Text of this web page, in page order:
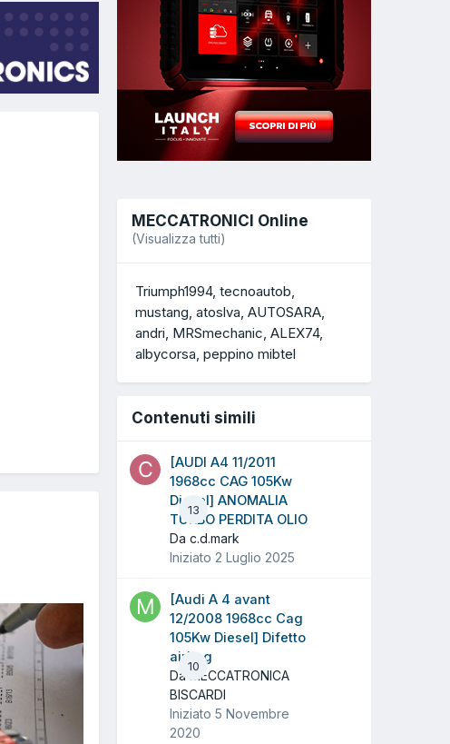
MECCATRONICI Online
(Visualizza tutti)
Triumph1994 tecnoautob
mustang atoslva AUTOSARA
andri MRSmechanic ALEX74
albycorsa peppino mibtel
Contenuti simili
13
[AUDI A4 11/2011
1968cc CAG 105Kw
Diesel] ANOMALIA
TURBO PERDITA OLIO
Da c.d.mark
Iniziato 2 Luglio 2025
10
[Audi A 4 avant
12/2008 1968cc Cag
105Kw Diesel] Difetto
airbag
Da MECCATRONICA
BISCARDI
Iniziato 5 Novembre
2020